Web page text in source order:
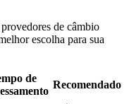
de câmbio
escolha para sua
de
Recomendado